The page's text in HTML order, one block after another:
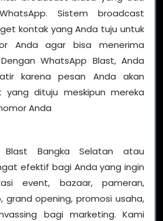
Sistem broadcast
kontak yang Anda tuju untuk
Anda agar bisa menerima
WhatsApp Blast, Anda
karena pesan Anda akan
dituju meskipun mereka
Anda
Blast Bangka Selatan atau
efektif bagi Anda yang ingin
event, bazaar, pameran,
grand opening, promosi usaha,
bagi marketing. Kami